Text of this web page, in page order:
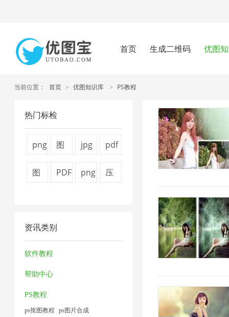
首页 生成二维码 优图
当前位置： 首页 > 优图知识库 > PS教程
热门标检
png
缩
1
图
7
jpg
1
pdf
1
图
缩
技
术
1
PDF
压
png
压
资讯类别
软件教程
帮助中心
PS教程
ps抠图教程 ps图片合成